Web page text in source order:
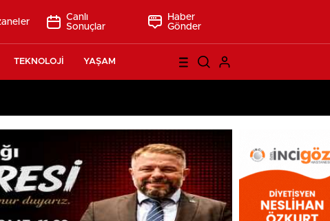
Canlı
Sonuçlar
Haber
Gönder
TEKNOLOJİ YAŞAM